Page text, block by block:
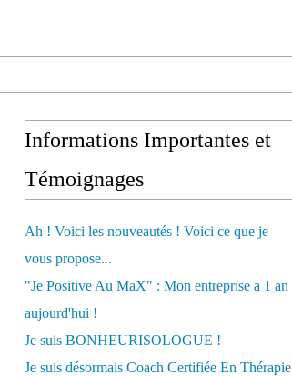
Informations Importantes et
Témoignages
Ah ! Voici les nouveautés ! Voici ce que je
vous propose...
"Je Positive Au MaX" : Mon entreprise a 1 an
aujourd'hui !
Je suis BONHEURISOLOGUE !
Je suis désormais Coach Certifiée En Thérapie